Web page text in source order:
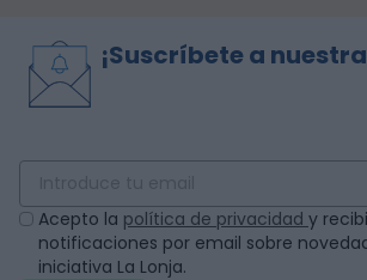
¡Suscríbete a
Acepto la política de privacidad y
notificaciones por email sobre
iniciativa La Lonja.